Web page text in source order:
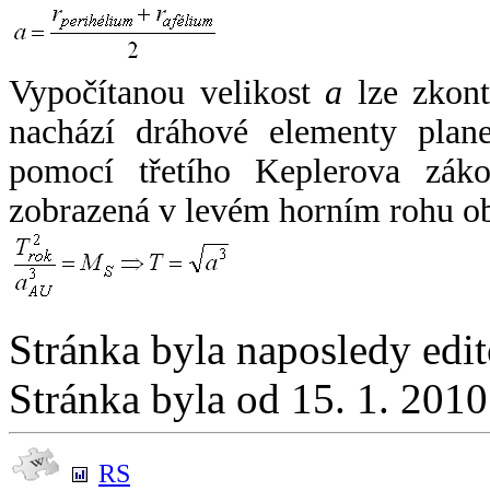
Vypočítanou velikost a lze
nachází dráhové elementy
pomocí třetího Keplerova
zobrazená v levém horním rohu
Stránka byla naposledy
Stránka byla od 15. 1.
RS